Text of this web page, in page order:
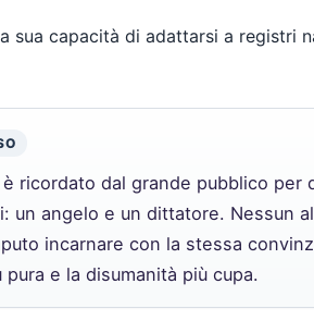
sua capacità di adattarsi a registri
è ricordato dal grande pubblico per
un angelo e un dittatore. Nessun
incarnare con la stessa
pura e la disumanità più cupa.